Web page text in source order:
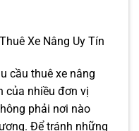
Xe Nâng Uy Tín
cầu thuê xe nâng
của nhiều đơn vị
phải nơi nào
Để tránh những